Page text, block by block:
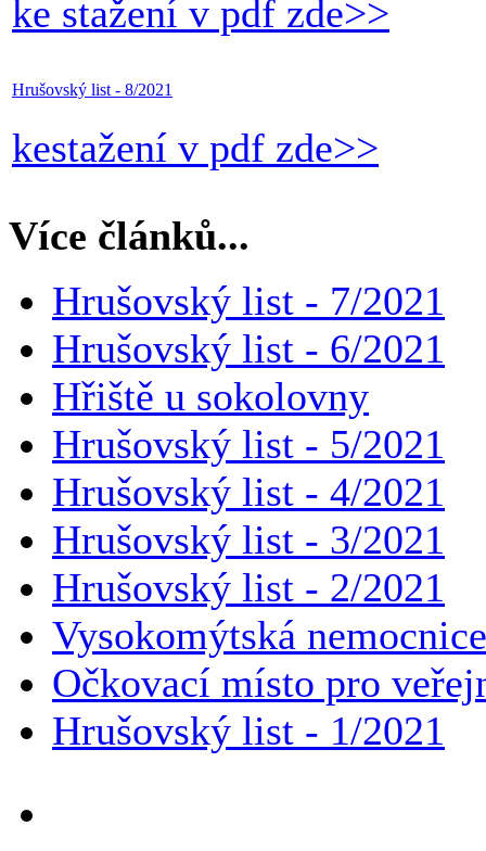
ke stažení v pdf zde>>
Hrušovský list - 8/2021
kestažení v pdf zde>>
Více článků...
Hrušovský list - 7/2021
Hrušovský list - 6/2021
Hřiště u sokolovny
Hrušovský list - 5/2021
Hrušovský list - 4/2021
Hrušovský list - 3/2021
Hrušovský list - 2/2021
Vysokomýtská
Očkovací místo pro
Hrušovský list - 1/2021